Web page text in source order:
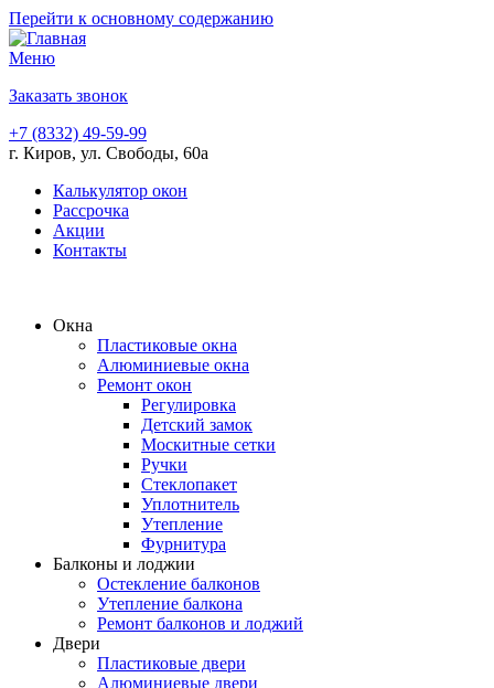
Перейти к основному содержанию
Меню
Заказать звонок
+7 (8332) 49-59-99
г. Киров, ул. Свободы, 60а
Калькулятор окон
Рассрочка
Акции
Контакты
Окна
Пластиковые окна
Алюминиевые окна
Ремонт окон
Регулировка
Детский замок
Москитные сетки
Ручки
Стеклопакет
Уплотнитель
Утепление
Фурнитура
Балконы и лоджии
Остекление балконов
Утепление балкона
Ремонт балконов и лоджий
Двери
Пластиковые двери
Алюминиевые двери